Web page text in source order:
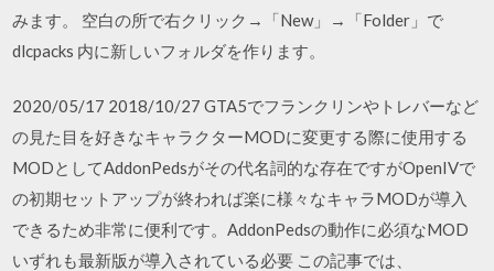
みます。 空白の所で右クリック→「New」→「Folder」で
dlcpacks 内に新しいフォルダを作ります。
2020/05/17 2018/10/27 GTA5でフランクリンやトレバーなど
の見た目を好きなキャラクターMODに変更する際に使用する
MODとしてAddonPedsがその代名詞的な存在ですがOpenIVで
の初期セットアップが終われば楽に様々なキャラMODが導入
できるため非常に便利です。AddonPedsの動作に必須なMOD
いずれも最新版が導入されている必要 この記事では、